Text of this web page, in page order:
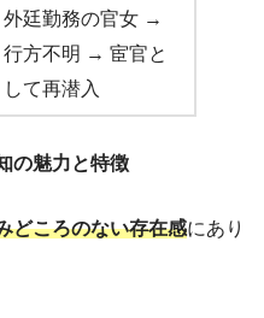
外廷勤務の官女 →
行方不明 → 宦官と
して再潜入
の魅力と特徴
どころのない存在感にあり